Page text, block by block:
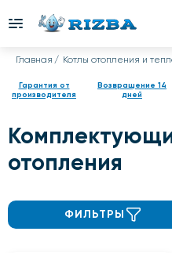
Главная Котлы отопления и
Гарантия от
производителя
Возвращение 14
дней
отопления
ФИЛЬТРЫ